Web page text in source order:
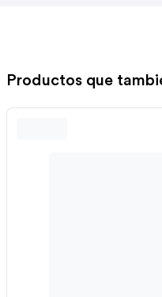
Productos que